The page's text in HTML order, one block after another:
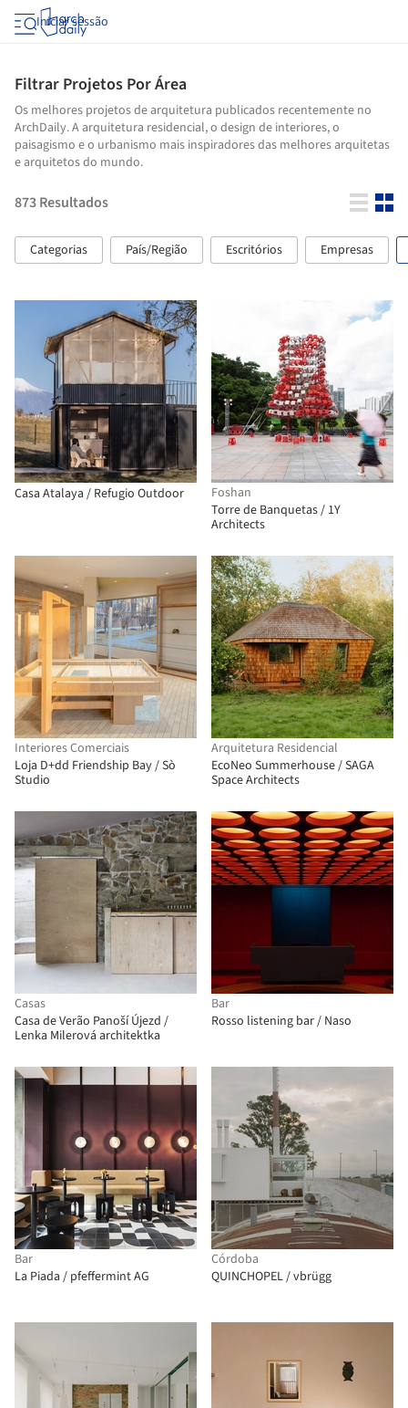
Iniciar sessão
Filtrar Projetos Por Área
Os melhores projetos de arquitetura publicados recentemente no
ArchDaily. A arquitetura residencial, o design de interiores, o
paisagismo e o urbanismo mais inspiradores das melhores arquitetas
e arquitetos do mundo.
873Resultados
Categorias País/Região Escritórios Empresas
Casa Atalaya / Refugio Outdoor
Foshan
Torre de Banquetas / 1Y
Architects
Interiores Comerciais
Loja D+dd Friendship Bay / Sò
Studio
Arquitetura Residencial
EcoNeo Summerhouse / SAGA
Space Architects
Casas
Casa de Verão Panoší Újezd /
Lenka Milerová architektka
Bar
Rosso listening bar / Naso
Bar
La Piada / pfeffermint AG
Córdoba
QUINCHOPEL / vbrügg